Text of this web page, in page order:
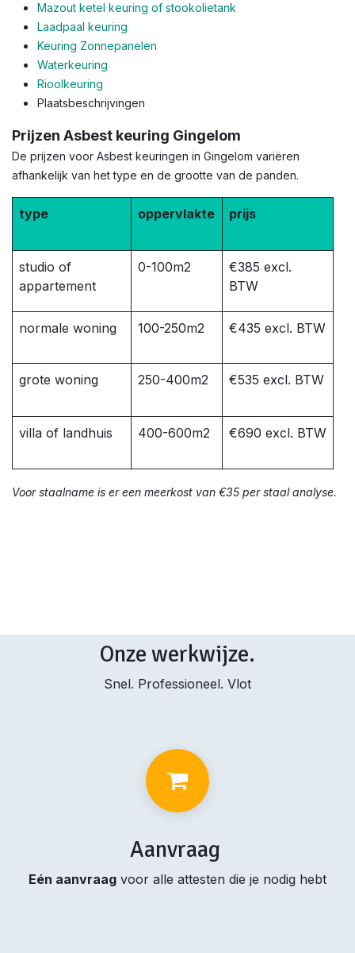
Mazout ketel keuring of stookolietank
Laadpaal keuring
Keuring Zonnepanelen
Waterkeuring
Rioolkeuring
Plaatsbeschrijvingen
Prijzen Asbest keuring Gingelom
De prijzen voor Asbest keuringen in Gingelom variëren
afhankelijk van het type en de grootte van de panden.
type oppervlakte prijs
studio of
appartement
0-100m2
€385 excl.
BTW
normale woning 100-250m2 €435 excl. BTW
grote woning 250-400m2 €535 excl. BTW
villa of landhuis 400-600m2 €690 excl. BTW
Voor staalname is er een meerkost van €35 per staal analyse.
Onze werkwijze.
Snel. Professioneel. Vlot
Aanvraag
Eén aanvraag voor alle attesten die je nodig hebt